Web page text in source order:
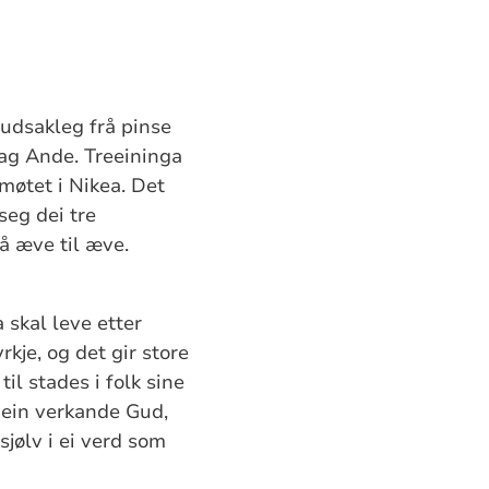
frå pinse
Ande. Treeininga
i Nikea. Det
dei tre
æve til æve.
skal leve etter
og det gir store
stades i folk sine
verkande Gud,
i ei verd som